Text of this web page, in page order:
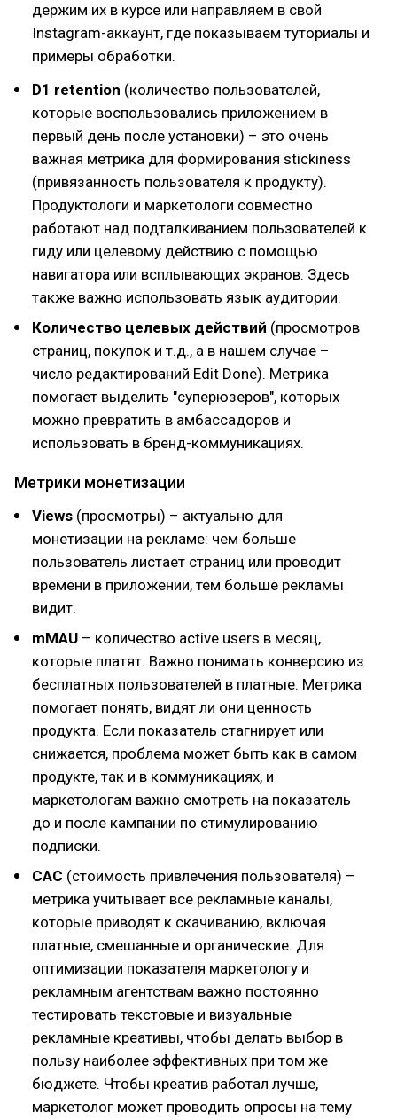
держим их в курсе или направляем в свой
Instagram-аккаунт, где показываем туториалы и
примеры обработки.
D1 retention (количество пользователей,
которые воспользовались приложением в
первый день после установки) – это очень
важная метрика для формирования stickiness
(привязанность пользователя к продукту).
Продуктологи и маркетологи совместно
работают над подталкиванием пользователей к
гиду или целевому действию с помощью
навигатора или всплывающих экранов. Здесь
также важно использовать язык аудитории.
Количество целевых действий (просмотров
страниц, покупок и т.д., а в нашем случае –
число редактирований Edit Done). Метрика
помогает выделить "суперюзеров", которых
можно превратить в амбассадоров и
использовать в бренд-коммуникациях.
Метрики монетизации
Views (просмотры) – актуально для
монетизации на рекламе: чем больше
пользователь листает страниц или проводит
времени в приложении, тем больше рекламы
видит.
mMAU – количество active users в месяц,
которые платят. Важно понимать конверсию из
бесплатных пользователей в платные. Метрика
помогает понять, видят ли они ценность
продукта. Если показатель стагнирует или
снижается, проблема может быть как в самом
продукте, так и в коммуникациях, и
маркетологам важно смотреть на показатель
до и после кампании по стимулированию
подписки.
CAC (стоимость привлечения пользователя) –
метрика учитывает все рекламные каналы,
которые приводят к скачиванию, включая
платные, смешанные и органические. Для
оптимизации показателя маркетологу и
рекламным агентствам важно постоянно
тестировать текстовые и визуальные
рекламные креативы, чтобы делать выбор в
пользу наиболее эффективных при том же
бюджете. Чтобы креатив работал лучше,
маркетолог может проводить опросы на тему